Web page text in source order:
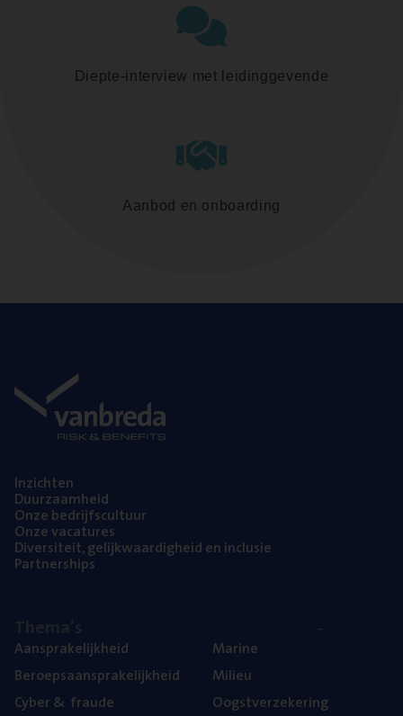
Diepte-interview met leidinggevende
Aanbod en onboarding
Inzich­ten
Duur­zaam­heid
Onze bedrijfs­cul­tuur
Onze vaca­tu­res
Diver­si­teit, gelijk­waar­dig­heid en inclusie
Part­ner­ships
Aan­spra­ke­lijk­heid
Beroeps­aan­spra­ke­lijk­heid
Cyber& fraude
Mari­ne
Mili­eu
Oogst­ver­ze­ke­ring